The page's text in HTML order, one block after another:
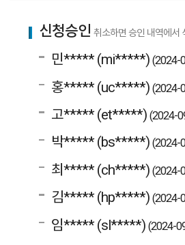
신청승인 취소하면 승인 내역에서
민***** (mi*****) (2024-
홍***** (uc*****) (2024-
고***** (et*****) (2024-
박***** (bs*****) (2024-
최***** (ch*****) (2024-
김***** (hp*****) (2024-
임***** (sl*****) (2024-